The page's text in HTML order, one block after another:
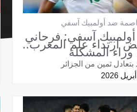
ضد أولمبيك آسفي
آسفي: فرحاني
ارتداء علم المغرب..
وراء المشكلة
ثمين من الجزائر